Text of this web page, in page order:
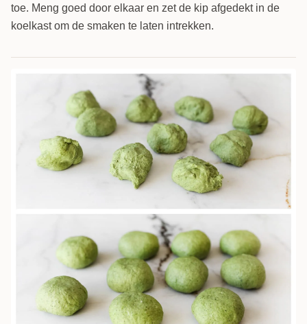
toe. Meng goed door elkaar en zet de kip afgedekt in de
koelkast om de smaken te laten intrekken.